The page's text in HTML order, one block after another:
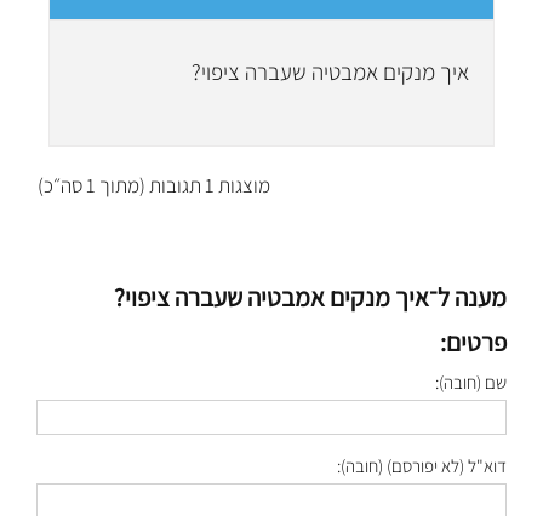
איך מנקים אמבטיה שעברה ציפוי?
מוצגות 1 תגובות (מתוך 1 סה״כ)
מענה ל־איך מנקים אמבטיה שעברה ציפוי?
פרטים:
שם (חובה):
דוא"ל (לא יפורסם) (חובה):